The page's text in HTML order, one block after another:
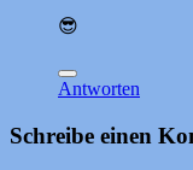
😎
Antworten
Schreibe einen